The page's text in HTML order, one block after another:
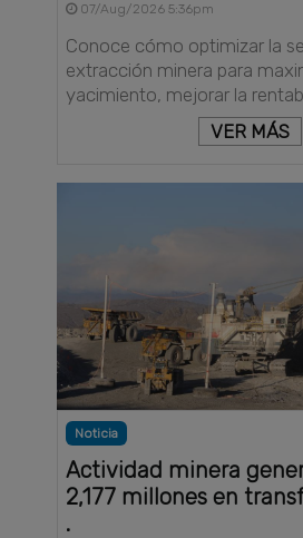
07/Aug/2026 5:36pm
Conoce cómo optimizar la
extracción minera para
yacimiento, mejorar la
VER MÁS
Noticia
Actividad minera
2,177 millones en
.